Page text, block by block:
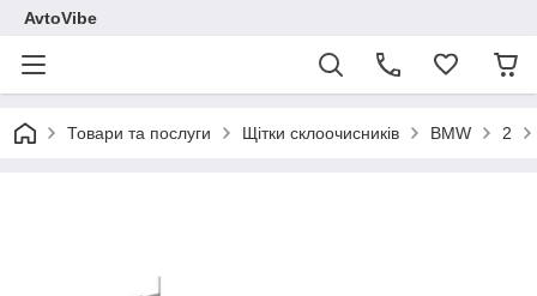
AvtoVibe
Товари та послуги Щітки склоочисників BMW 2